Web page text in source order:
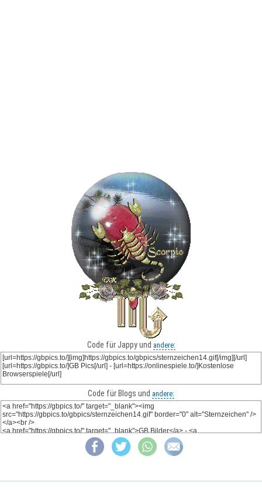
Code für Jappy und andere:
Code für Blogs und andere: